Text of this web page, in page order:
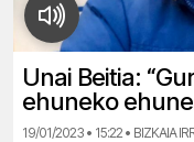
Unai Beitia:
ehuneko
19/01/2023 • 15:22 • BIZKAIA